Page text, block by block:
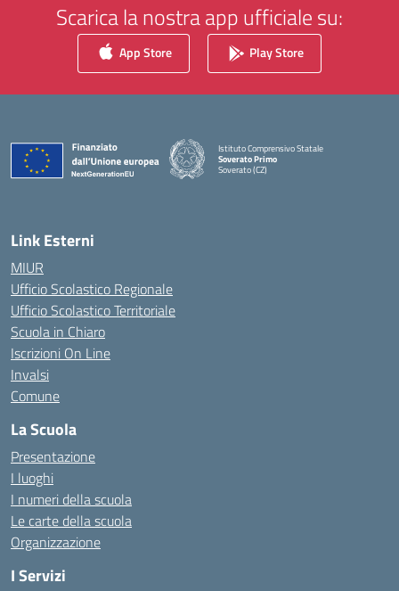
Scarica la nostra app ufficiale su:
App Store Play Store
Istituto Comprensivo Statale
Soverato Primo
Soverato (CZ)
Link Esterni
MIUR
Ufficio Scolastico Regionale
Ufficio Scolastico Territoriale
Scuola in Chiaro
Iscrizioni On Line
Invalsi
Comune
La Scuola
Presentazione
I luoghi
I numeri della scuola
Le carte della scuola
Organizzazione
I Servizi